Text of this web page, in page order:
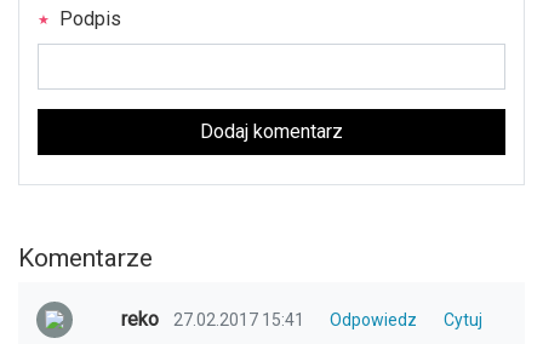
Podpis
Dodaj komentarz
Komentarze
reko 27.02.2017 15:41 Odpowiedz
Cytuj